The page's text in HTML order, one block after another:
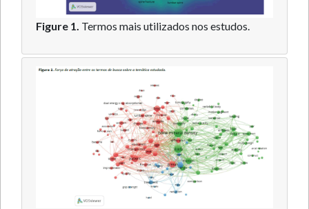
Figure 1. Termos mais utilizados nos estudos.